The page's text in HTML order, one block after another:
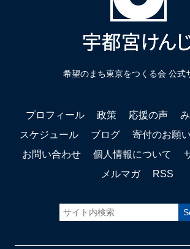
希望のまち東京をつくる会 公式
プロフィール 政策 応援の声
スケジュール
ブログ 寄付のお願い
お問い合わせ
個人情報について
メルマガ
RSS